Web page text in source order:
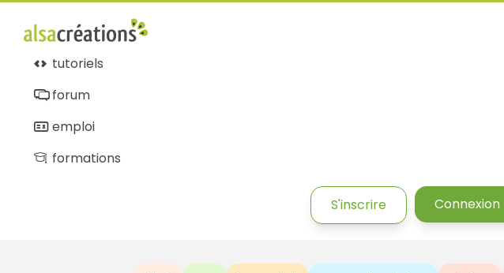
tutoriels
forum
emploi
formations
S'inscrire Connexion